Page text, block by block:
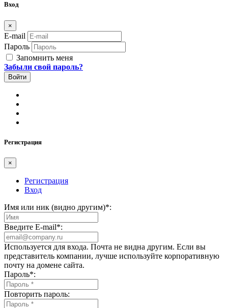
Вход
×
E-mail
Пароль
Запомнить меня
Забыли свой пароль?
Регистрация
×
Регистрация
Вход
Имя или ник (видно другим)*:
Введите E-mail*:
Используется для входа. Почта не видна другим. Если вы
представитель компании, лучше используйте корпоративную
почту на домене сайта.
Пароль*:
Повторить пароль: